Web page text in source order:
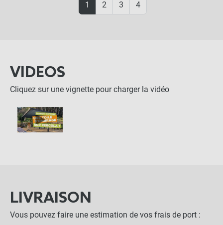
1 2 3 4
VIDEOS
Cliquez sur une vignette pour charger la vidéo
LIVRAISON
Vous pouvez faire une estimation de vos frais de port :